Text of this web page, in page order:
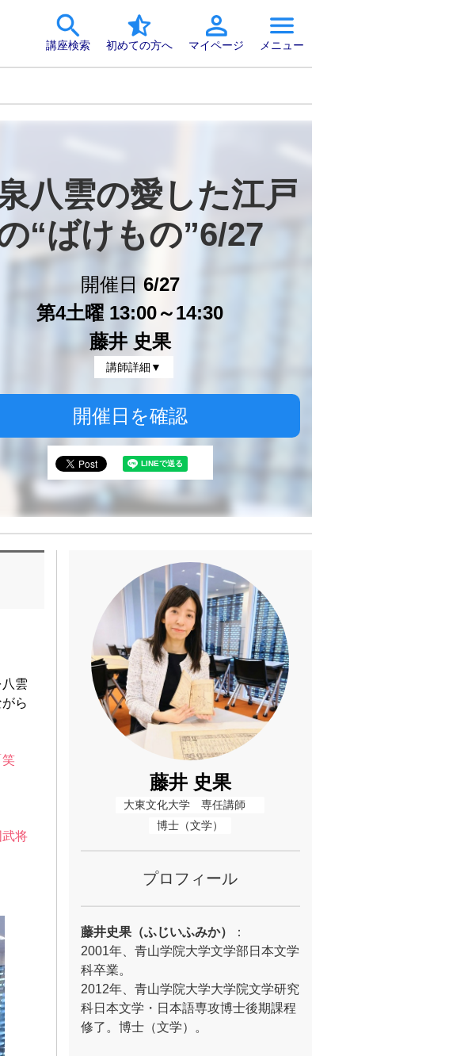
講座検索 初めての方へ マイページ メニュー
八雲の愛した江戸
“ばけもの”6/27
開催日 6/27
第4土曜 13:00～14:30
藤井 史果
講師詳細▼
開催日を確認
雲
ら
将
藤井 史果
大東文化大学　専任講師
博士（文学）
プロフィール
藤井史果（ふじいふみか）
：
2001年、青山学院大学文学部日本文学
科卒業。
2012年、青山学院大学大学院文学研究
科日本文学・日本語専攻博士後期課程
修了。博士（文学）。